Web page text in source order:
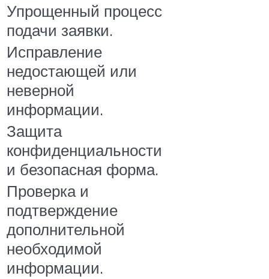
Упрощенный процесс
подачи заявки.
Исправление
недостающей или
неверной
информации.
Защита
конфиденциальности
и безопасная форма.
Проверка и
подтверждение
дополнительной
необходимой
информации.